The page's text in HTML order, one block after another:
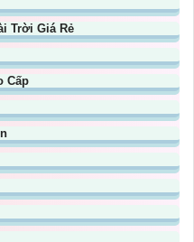
Trời Giá Rẻ
Cấp